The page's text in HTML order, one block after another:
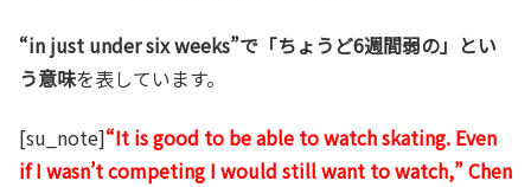
“in just under six weeks”で「ちょうど6週間弱の」とい
う意味を表しています。
[su_note]“It is good to be able to watch skating. Even
if I wasn’t competing I would still want to watch,” Chen